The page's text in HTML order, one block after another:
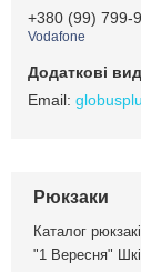
+380 (99) 799-
Vodafone
Рюкзаки
Каталог
"1 Вересня"